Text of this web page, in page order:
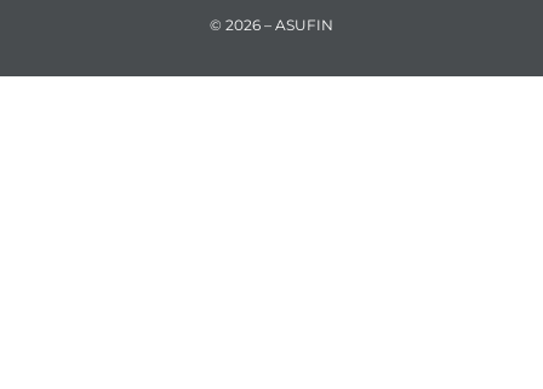
© 2026 – ASUFIN